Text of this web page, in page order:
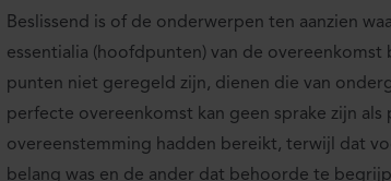
Beslissend is of de onderwerpen ten aanzien
essentialia (hoofdpunten) van de
punten niet geregeld zijn, dienen die van
perfecte overeenkomst kan geen sprake zijn
overeenstemming hadden bereikt, terwijl dat
belang was en de ander dat behoorde te